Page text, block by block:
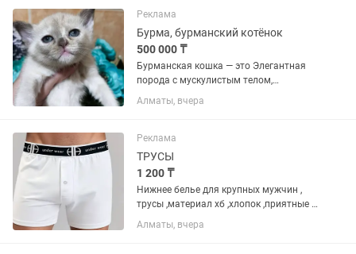
характером: невероятно привязаны к
человеку, активны,...
Реклама
Бурма, бурманский котёнок
500 000 ₸
Бурманская кошка — это Элегантная
порода с мускулистым телом,
шелковистой шерстью и
выразительными глазами. Они
характером: невероятно привязаны к
человеку, активны,...
Алматы, вчера
Реклама
ТРУСЫ
1 200 ₸
Нижнее белье для крупных мужчин ,
трусы ,материал хб ,хлопок ,приятные к
телу ,не садяться, не линяют,
качественно сшиты , не
Алматы, вчера